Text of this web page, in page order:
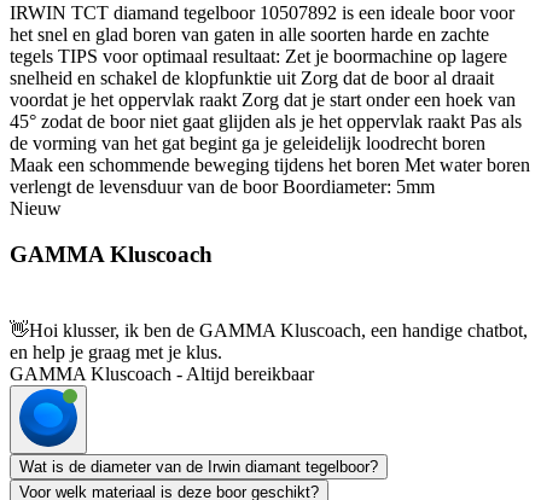
IRWIN TCT diamand tegelboor 10507892 is een ideale boor voor
het snel en glad boren van gaten in alle soorten harde en zachte
tegels TIPS voor optimaal resultaat: Zet je boormachine op lagere
snelheid en schakel de klopfunktie uit Zorg dat de boor al draait
voordat je het oppervlak raakt Zorg dat je start onder een hoek van
45° zodat de boor niet gaat glijden als je het oppervlak raakt Pas als
de vorming van het gat begint ga je geleidelijk loodrecht boren
Maak een schommende beweging tijdens het boren Met water boren
verlengt de levensduur van de boor Boordiameter: 5mm
Nieuw
GAMMA Kluscoach
👋Hoi klusser, ik ben de GAMMA Kluscoach, een handige chatbot,
en help je graag met je klus.
GAMMA Kluscoach - Altijd bereikbaar
Wat is de diameter van de Irwin diamant tegelboor?
Voor welk materiaal is deze boor geschikt?